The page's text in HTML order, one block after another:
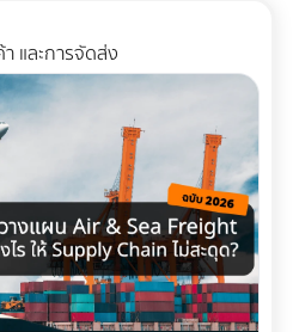
?: อาคารที่มีรูปทรงตัว L อยู่แล้ว,
รถบรรทุกขาเข้าและขาออกแบบ
องเข้าทางด้านหน้า รถกระบะรับ
เลือก Layout แบบไหนให้ตอบ
งคลังสินค้าใหม่ หรือรีโนเวทคลัง
กรองครับ: ลักษณะอาคารของคุณ
ดียว = บังคับตัว U, หากมีประตู
รถโฟล์คลิฟต์กี่คัน? (ถ้างบจำกัด
ช่วยให้บริหารการใช้รถโฟล์คลิฟต์
ที่ สำคัญกว่ากัน? (ตัว U เน้น
I เน้นความเร็วและลดคอขวด)
บบของสรรพากรอย่างแม่นยำและ
บัญชีและสต็อกสินค้า
คลาสสิกของ SME คือการ "ดอง
ซึ่งในยุคที่สรรพากรเห็นข้อมูล e-
time การรอแก้ปัญหาตอน
องทำการ "กระทบยอดบัญชี"
กับสมุดบัญชีรายวันเป็นประจำ "ทุก
กสินค้าให้ตรงกับตัวเลขในระบบ
ได้ปรับปรุงแก้ไขได้ทันท่วงที 3
สำนักงานบัญชีมืออาชีพ” ไม่ได้
รฐาน เป็นได้มากกว่าแค่งาน
และการจัดส่ง